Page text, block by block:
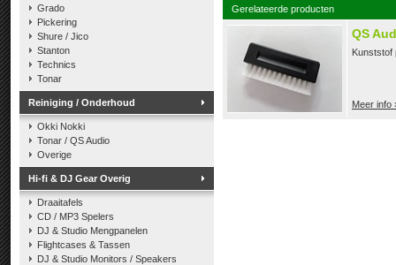
Grado
Pickering
Shure / Jico
Stanton
Technics
Tonar
Reiniging / Onderhoud
Okki Nokki
Tonar / QS Audio
Overige
Hi-fi & DJ Gear Overig
Draaitafels
CD / MP3 Spelers
DJ & Studio Mengpanelen
Flightcases & Tassen
DJ & Studio Monitors / Speakers
Gerelateerde producten
QS
Kunststof
Meer info